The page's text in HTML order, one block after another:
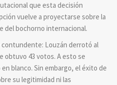
que esta decisión
vuelve a proyectarse sobre la
del bochorno internacional.
Louzán derrotó al
obtuvo 43 votos. A esto se
blanco. Sin embargo, el éxito de
su legitimidad ni las